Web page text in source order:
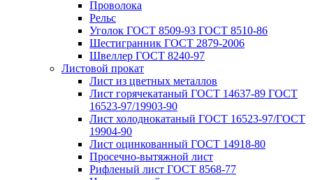
Проволока
Рельс
Уголок ГОСТ 8509-93 ГОСТ 8510-86
Шестигранник ГОСТ 2879-2006
Швеллер ГОСТ 8240-97
Листовой прокат
Лист из цветных металлов
Лист горячекатаный ГОСТ 14637-89 ГОСТ
16523-97/19903-90
Лист холоднокатаный ГОСТ 16523-97/ГОСТ
19904-90
Лист оцинкованный ГОСТ 14918-80
Просечно-вытяжной лист
Рифленый лист ГОСТ 8568-77